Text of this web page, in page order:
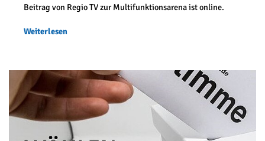
Beitrag von Regio TV zur Multifunktionsarena ist online.
Weiterlesen